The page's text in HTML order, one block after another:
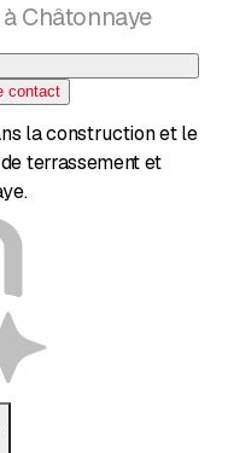
Châtonnaye
contact
la construction et le
terrassement et